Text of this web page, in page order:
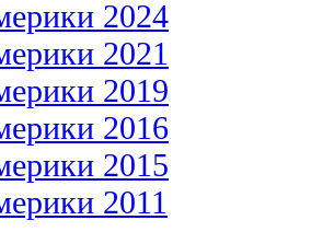
2024
2021
2019
2016
2015
2011